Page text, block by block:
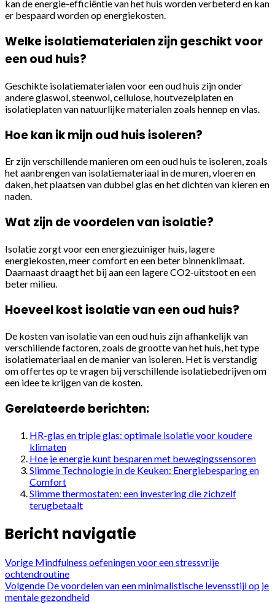
kan de energie-efficiëntie van het huis worden verbeterd en kan
er bespaard worden op energiekosten.
Welke isolatiematerialen zijn geschikt voor
een oud huis?
Geschikte isolatiematerialen voor een oud huis zijn onder
andere glaswol, steenwol, cellulose, houtvezelplaten en
isolatieplaten van natuurlijke materialen zoals hennep en vlas.
Hoe kan ik mijn oud huis isoleren?
Er zijn verschillende manieren om een oud huis te isoleren, zoals
het aanbrengen van isolatiemateriaal in de muren, vloeren en
daken, het plaatsen van dubbel glas en het dichten van kieren en
naden.
Wat zijn de voordelen van isolatie?
Isolatie zorgt voor een energiezuiniger huis, lagere
energiekosten, meer comfort en een beter binnenklimaat.
Daarnaast draagt het bij aan een lagere CO2-uitstoot en een
beter milieu.
Hoeveel kost isolatie van een oud huis?
De kosten van isolatie van een oud huis zijn afhankelijk van
verschillende factoren, zoals de grootte van het huis, het type
isolatiemateriaal en de manier van isoleren. Het is verstandig
om offertes op te vragen bij verschillende isolatiebedrijven om
een idee te krijgen van de kosten.
Gerelateerde berichten:
HR-glas en triple glas: optimale isolatie voor koudere
klimaten
Hoe je energie kunt besparen met bewegingssensoren
Slimme Technologie in de Keuken: Energiebesparing en
Comfort
Slimme thermostaten: een investering die zichzelf
terugbetaalt
Bericht navigatie
Vorige Mindfulness oefeningen voor een stressvrije
ochtendroutine
Volgende De voordelen van een minimalistische levensstijl op je
mentale gezondheid